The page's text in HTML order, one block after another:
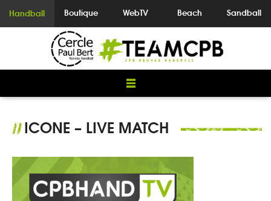
Handball Boutique WebTV Beach Sandball
//ICONE – LIVE MATCH